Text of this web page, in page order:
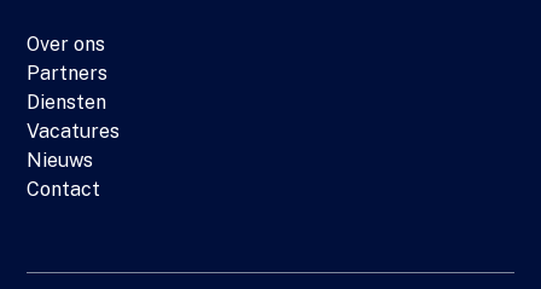
Over ons
Partners
Diensten
Vacatures
Nieuws
Contact